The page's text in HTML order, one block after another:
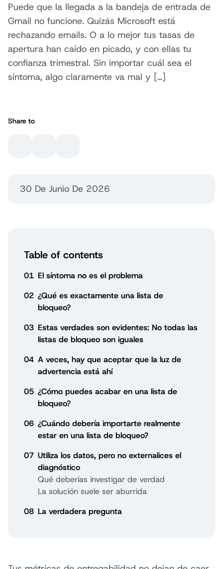
Puede que la llegada a la bandeja de entrada de
Gmail no funcione. Quizás Microsoft está
rechazando emails. O a lo mejor tus tasas de
apertura han caído en picado, y con ellas tu
confianza trimestral. Sin importar cuál sea el
síntoma, algo claramente va mal y […]
Share to
30 De Junio De 2026
Table of contents
01 El síntoma no es el problema
02 ¿Qué es exactamente una lista de
bloqueo?
03 Estas verdades son evidentes: No todas las
listas de bloqueo son iguales
04 A veces, hay que aceptar que la luz de
advertencia está ahí
05 ¿Cómo puedes acabar en una lista de
bloqueo?
06 ¿Cuándo debería importarte realmente
estar en una lista de bloqueo?
07 Utiliza los datos, pero no externalices el
diagnóstico
Qué deberías investigar de verdad
La solución suele ser aburrida
08 La verdadera pregunta